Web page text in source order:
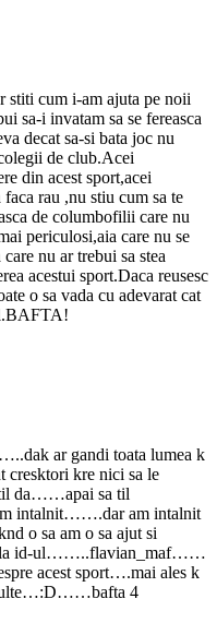
stiti cum i-am ajuta pe noii
sa-i invatam sa se fereasca
decat sa-si bata joc nu
de club.Acei
din acest sport,acei
rau ,nu stiu cum sa te
de columbofilii care nu
periculosi,aia care nu se
nu ar trebui sa stea
acestui sport.Daca reusesc
o sa vada cu adevarat cat
ar gandi toata lumea k
cresktori kre nici sa le
til da……apai sa til
intalnit…….dar am intalnit
o sa am o sa ajut si
la id-ul……..flavian_maf……
acest sport….mai ales k
4